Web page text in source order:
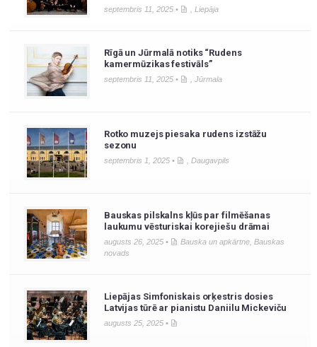
septembris 11, 2025 • Liepāja
Rīgā un Jūrmalā notiks “Rudens
kamermūzikas festivāls”
septembris 11, 2025 • Jūrmala
Rotko muzejs piesaka rudens izstāžu
sezonu
septembris 1, 2025 • Daugavpils
Bauskas pilskalns kļūs par filmēšanas
laukumu vēsturiskai korejiešu drāmai
augusts 26, 2025 • Bauska un apkārtne, Bauskas
novads
Liepājas Simfoniskais orķestris dosies
Latvijas tūrē ar pianistu Daniilu Mickeviču
augusts 25, 2025 •